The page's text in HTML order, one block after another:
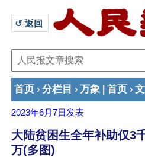
↺ 返回
首页 › 分栏目 › 万象 首页 ›
2023年6月7日 发表
大陆贫困生全年补助仅3
万(多图)